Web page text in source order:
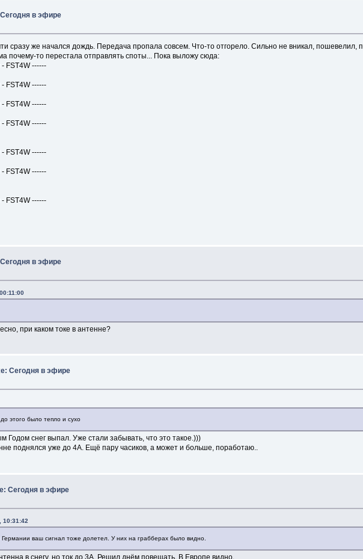
Сегодня в эфире
сразу же начался дождь. Передача пропала совсем. Что-то отгорело. Сильно не вникал, пошевелил,
почему-то перестала отправлять споты... Пока выложу сюда:
FST4W ------
FST4W ------
FST4W ------
FST4W ------
FST4W ------
FST4W ------
FST4W ------
Сегодня в эфире
при каком токе в антенне?
Сегодня в эфире
этого было тепло и сухо
снег выпал. Уже стали забывать, что это такое.)))
поднялся уже до 4А. Ещё пару часиков, а может и больше, поработаю..
Сегодня в эфире
10:31:42
ваш сигнал тоже долетел. У них на грабберах было видно.
в снегу, но ток до 3А. Решил днём повещать. В Европе видно.